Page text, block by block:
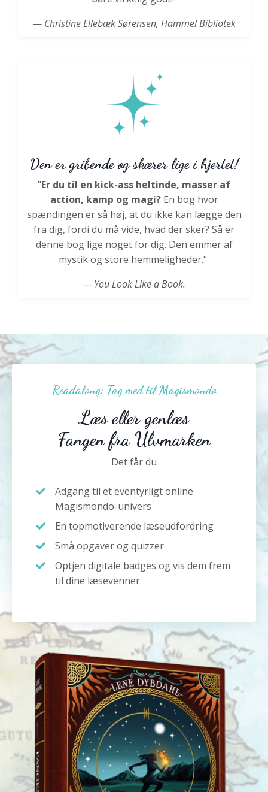
— Christine Ellebæk Sørensen, Hammel Bibliotek
Den er gribende og skærer lige i hjertet!
"Er du til en kick-ass heltinde, masser af
action, kamp og magi? En bog hvor
spændingen er så høj, at du ikke kan lægge den
fra dig, fordi du må vide, hvad der sker? Så er
denne bog lige noget for dig. Den emmer af
mystik og store hemmeligheder."
— You Look Like a Book.
Readalong: Tag med til Magismondo
Læs eller genlæs
Fangen fra Ulvmarken
Det får du
Adgang til et eventyrligt online
Magismondo-univers
En topmotiverende læseudfordring
Små opgaver og quizzer
Optjen digitale badges og vis dem frem
til dine læsevenner